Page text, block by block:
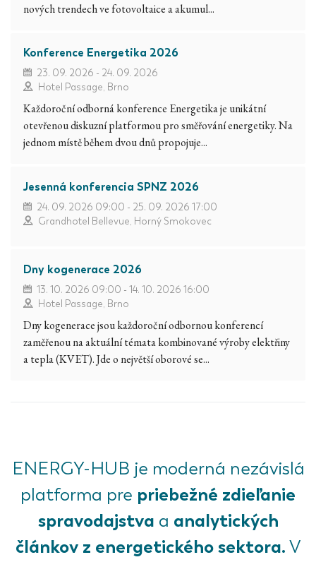
nových trendech ve fotovoltaice a akumul...
Konference Energetika 2026
23. 09. 2026 - 24. 09. 2026
Hotel Passage, Brno
Každoroční odborná konference Energetika je unikátní
otevřenou diskuzní platformou pro směřování energetiky. Na
jednom místě během dvou dnů propojuje...
Jesenná konferencia SPNZ 2026
24. 09. 2026 09:00 - 25. 09. 2026 17:00
Grandhotel Bellevue, Horný Smokovec
Dny kogenerace 2026
13. 10. 2026 09:00 - 14. 10. 2026 16:00
Hotel Passage, Brno
Dny kogenerace jsou každoroční odbornou konferencí
zaměřenou na aktuální témata kombinované výroby elektřiny
a tepla (KVET). Jde o největší oborové se...
ENERGY-HUB je moderná nezávislá
platforma pre priebežné zdieľanie
spravodajstva a analytických
článkov z energetického sektora. V